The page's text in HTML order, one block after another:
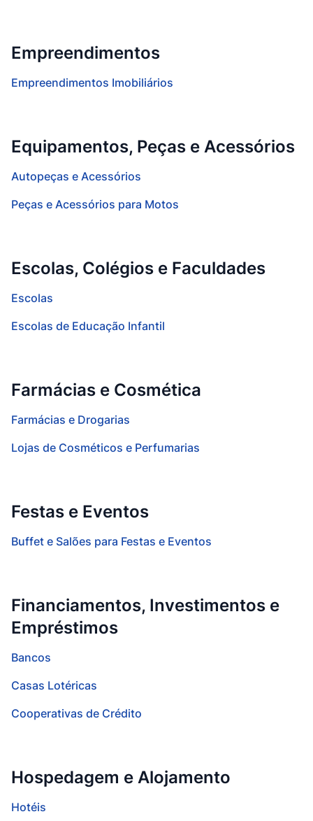
Empreendimentos
Empreendimentos Imobiliários
Equipamentos, Peças e Acessórios
Autopeças e Acessórios
Peças e Acessórios para Motos
Escolas, Colégios e Faculdades
Escolas
Escolas de Educação Infantil
Farmácias e Cosmética
Farmácias e Drogarias
Lojas de Cosméticos e Perfumarias
Festas e Eventos
Buffet e Salões para Festas e Eventos
Financiamentos, Investimentos e
Empréstimos
Bancos
Casas Lotéricas
Cooperativas de Crédito
Hospedagem e Alojamento
Hotéis